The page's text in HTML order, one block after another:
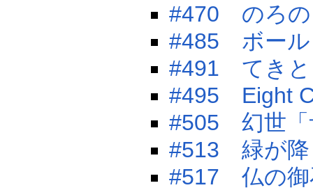
#470 のろの
#485 ボール
#491 てきと
#495 Eight
#505 幻世「
#513 緑が降
#517 仏の御